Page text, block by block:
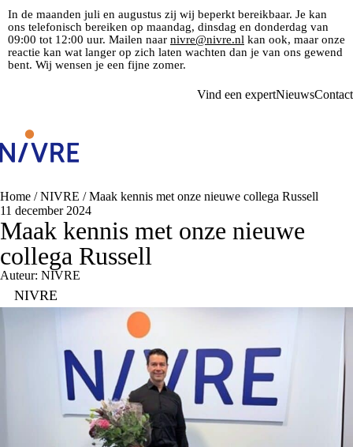
In de maanden juli en augustus zij wij beperkt bereikbaar. Je kan
ons telefonisch bereiken op maandag, dinsdag en donderdag van
09:00 tot 12:00 uur. Mailen naar nivre@nivre.nl kan ook, maar onze
reactie kan wat langer op zich laten wachten dan je van ons gewend
bent. Wij wensen je een fijne zomer.
Vind een expertNieuwsContact
Home /NIVRE /Maak kennis met onze nieuwe collega Russell
11 december 2024
Maak kennis met onze nieuwe
collega Russell
Auteur: NIVRE
NIVRE